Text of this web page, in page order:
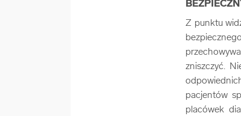
Z punktu
zniszczyć.
pacjentów
placówek